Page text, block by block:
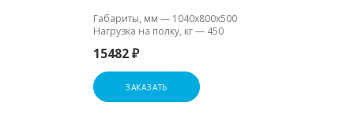
Габариты, мм — 1040х800х500
Нагрузка на полку, кг— 450
15482 ₽
ЗАКАЗАТЬ